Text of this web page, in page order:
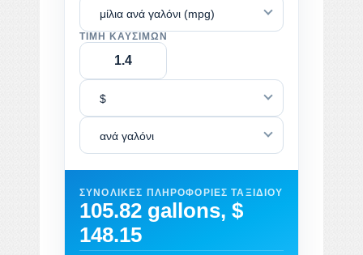
μίλια ανά γαλόνι (mpg)
ΤΙΜΉ ΚΑΥΣΊΜΩΝ
$
ανά γαλόνι
ΣΥΝΟΛΙΚΈΣ ΠΛΗΡΟΦΟΡΊΕΣ ΤΑΞΙΔΙΟΎ
105.82 gallons, $
148.15